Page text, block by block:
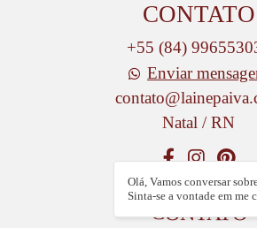
CONTATO
+55 (84)
Enviar
Natal / RN
CONTATO
Olá, Vamos conversar
Sinta-se a vontade em me